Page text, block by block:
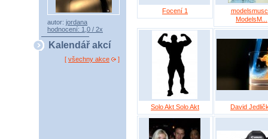
autor: jordana
hodnocení: 1,0 / 2x
Kalendář akcí
[ všechny akce ]
Focení 1
ModelsM...
Solo Akt Solo Akt David